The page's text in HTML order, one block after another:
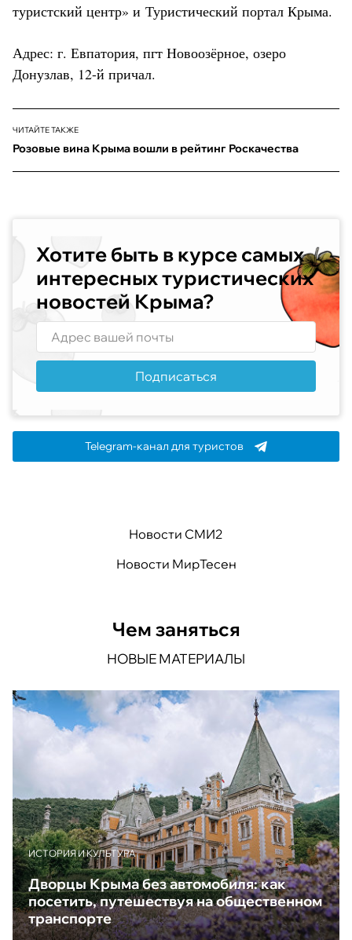
туристский центр» и Туристический портал Крыма.
Адрес: г. Евпатория, пгт Новоозёрное, озеро
Донузлав, 12-й причал.
ЧИТАЙТЕ ТАКЖЕ
Розовые вина Крыма вошли в рейтинг Роскачества
Хотите быть в курсе самых
интересных туристических
новостей Крыма?
Подписаться
Telegram-канал для туристов
Новости СМИ2
Новости МирТесен
Чем заняться
НОВЫЕ МАТЕРИАЛЫ
ИСТОРИЯ И КУЛЬТУРА
Дворцы Крыма без автомобиля: как
посетить, путешествуя на общественном
транспорте